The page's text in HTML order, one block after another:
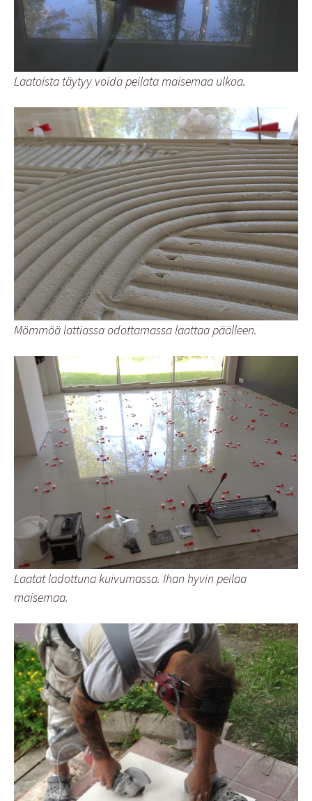
Laatoista täytyy voida peilata maisemaa ulkoa.
Mömmöä lattiassa odottamassa laattaa päälleen.
Laatat ladottuna kuivumassa. Ihan hyvin peilaa
maisemaa.